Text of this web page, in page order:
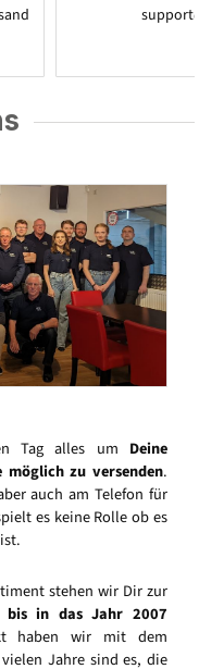
Tag alles um Deine
zu versenden.
auch am Telefon für
es keine Rolle ob es
stehen wir Dir zur
bis in das Jahr 2007
haben wir mit dem
Jahre sind es, die